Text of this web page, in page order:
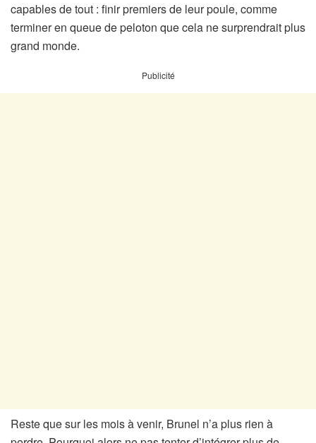
capables de tout : finir premiers de leur poule, comme
terminer en queue de peloton que cela ne surprendrait plus
grand monde.
Publicité
Reste que sur les mois à venir, Brunel n’a plus rien à